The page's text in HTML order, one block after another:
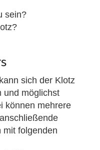
sein?
sich der Klotz
und möglichst
können mehrere
mit folgenden